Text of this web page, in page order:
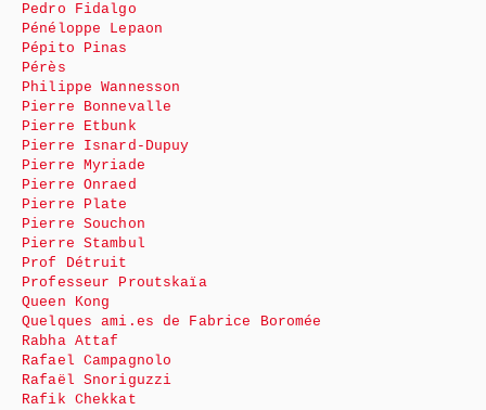
Pedro Fidalgo
Pénéloppe Lepaon
Pépito Pinas
Pérès
Philippe Wannesson
Pierre Bonnevalle
Pierre Etbunk
Pierre Isnard-Dupuy
Pierre Myriade
Pierre Onraed
Pierre Plate
Pierre Souchon
Pierre Stambul
Prof Détruit
Professeur Proutskaïa
Queen Kong
Quelques ami.es de Fabrice Boromée
Rabha Attaf
Rafael Campagnolo
Rafaël Snoriguzzi
Rafik Chekkat